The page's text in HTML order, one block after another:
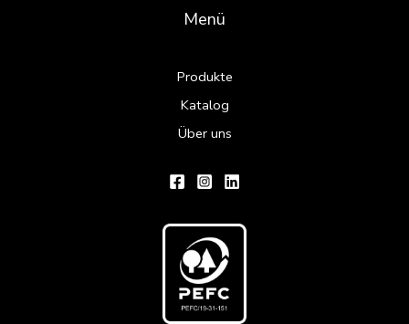
Menü
Produkte
Katalog
Über uns